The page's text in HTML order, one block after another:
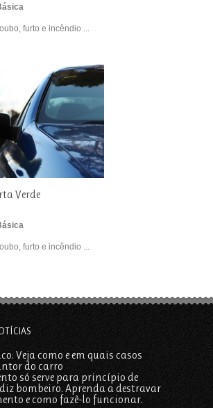
furto e incêndio ...
Verde
furto e incêndio ...
Veja como e em quais casos
do carro
só serve para princípio de
bombeiro. Aprenda a destravar
e como fazê-lo funcionar.